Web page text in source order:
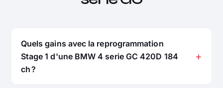
Quels gains avec la reprogrammation
Stage 1 d'une BMW 4 serie GC 420D 184
ch ?